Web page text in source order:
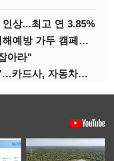
상...최고 연 3.85%
모아저축은행, 보이스피싱 피해예방 가두 캠페인 실시
아라"
"신차 구매시 캐시백 드려요"…카드사, 자동차금융 마케팅